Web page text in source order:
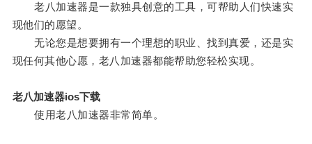
老八加速器是一款独具创意的工具，可帮助人们快速实
现他们的愿望。
无论您是想要拥有一个理想的职业、找到真爱，还是实
现任何其他心愿，老八加速器都能帮助您轻松实现。
老八加速器ios下载
使用老八加速器非常简单。